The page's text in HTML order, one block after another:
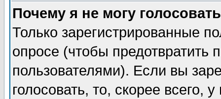
Почему я не могу
Только зарегистрированные
опросе (чтобы предотвратить
пользователями). Если вы
голосовать, то, скорее всего,